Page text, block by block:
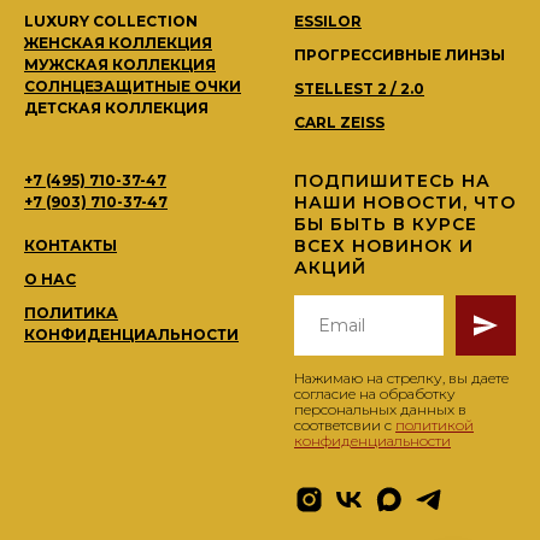
LUXURY COLLECTION
ЖЕНСКАЯ КОЛЛЕКЦИЯ
МУЖСКАЯ КОЛЛЕКЦИЯ
СОЛНЦЕЗАЩИТНЫЕ ОЧКИ
ДЕТСКАЯ КОЛЛЕКЦИЯ
ESSILOR
ПРОГРЕССИВНЫЕ ЛИНЗЫ
STELLEST 2 / 2.0
CARL ZEISS
+7 (495) 710-37-47
+7 (903) 710-37-47
КОНТАКТЫ
О НАС
ПОЛИТИКА
КОНФИДЕНЦИАЛЬНОСТИ
ПОДПИШИТЕСЬ НА
НАШИ НОВОСТИ, ЧТО
БЫ БЫТЬ В КУРСЕ
ВСЕХ НОВИНОК И
АКЦИЙ
Нажимаю на стрелку, вы даете
согласие на обработку
персональных данных в
соответсвии с политикой
конфиденциальности